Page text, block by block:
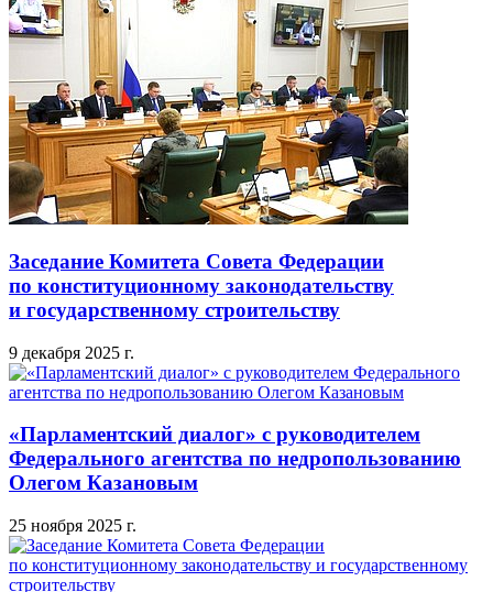
Заседание Комитета Совета Федерации
по конституционному законодательству
и государственному строительству
9 декабря 2025 г.
«Парламентский диалог» с руководителем
Федерального агентства по недропользованию
Олегом Казановым
25 ноября 2025 г.